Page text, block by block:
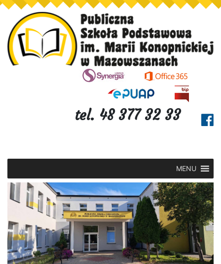
tel. 48 377 32 33
MENU